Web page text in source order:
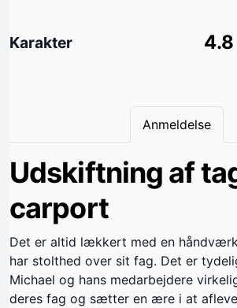
Karakter 4.8
Anmeldelse
Udskiftning af
carport
Det er altid lækkert med en
har stolthed over sit fag. Det er
Michael og hans medarbejdere
deres fag og sætter en ære i at